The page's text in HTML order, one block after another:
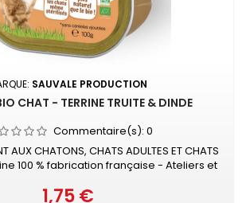
SAUVALE PRODUCTION
CHAT - TERRINE TRUITE & DINDE
Commentaire(s): 0
AUX CHATONS, CHATS ADULTES ET CHATS
100 % fabrication française - Ateliers et
françaises - Sans céréales ajoutées
Prix
1,75 €